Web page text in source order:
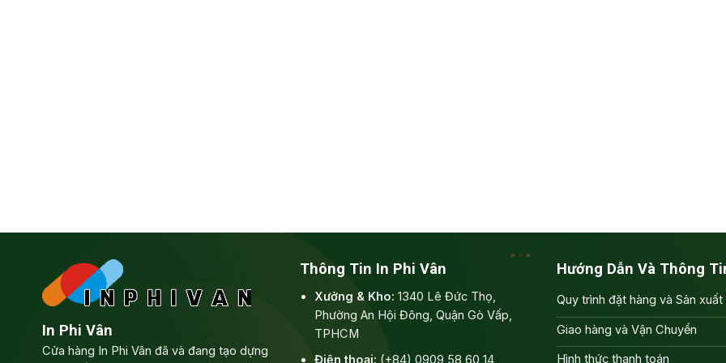
In Phi Vân
Cửa hàng In Phi Vân đã và đang tạo dựng
Thông Tin In Phi Vân
Xưởng & Kho:1340 Lê Đức Thọ,
Phường An Hội Đông, Quận Gò Vấp,
TPHCM
Điện thoại: (+84) 0909 58 60 14
Hướng Dẫn Và Thông
Quy trình đặt hàng và Sản xuất
Giao hàng và Vận Chuyển
Hình thức thanh toán